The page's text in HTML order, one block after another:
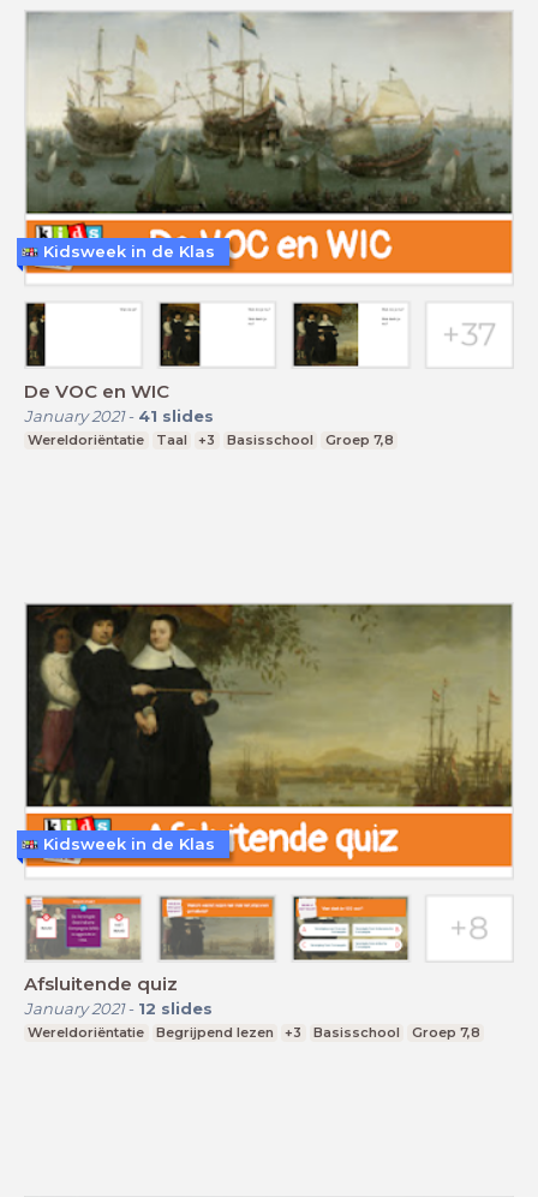
De VOC en WIC
January 2021- 41 slides
Wereldoriëntatie Taal +3 Basisschool Groep 7,8
Kidsweek in de Klas
Afsluitende quiz
January 2021- 12 slides
Wereldoriëntatie Begrijpend lezen +3 Basisschool Groep 7,8
Kidsweek in de Klas